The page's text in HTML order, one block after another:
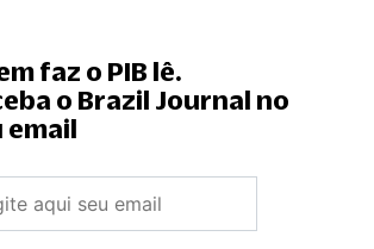
faz o PIB lê.
o Brazil Journal no
email